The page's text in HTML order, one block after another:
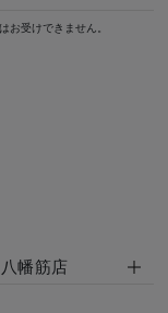
受けできません。
幡筋店